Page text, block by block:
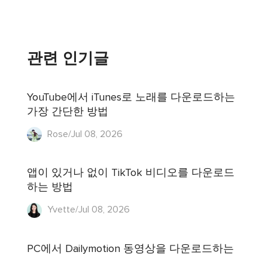
관련 인기글
YouTube에서 iTunes로 노래를 다운로드하는
가장 간단한 방법
Rose/Jul 08, 2026
앱이 있거나 없이 TikTok 비디오를 다운로드
하는 방법
Yvette/Jul 08, 2026
PC에서 Dailymotion 동영상을 다운로드하는